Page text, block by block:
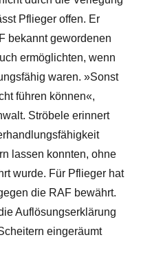
Pflieger offen. Er
bekannt gewordenen
ermöglichten, wenn
waren. »Sonst
führen können«,
Ströbele erinnert
lassen konnten, ohne
wurde. Für Pflieger hat
die RAF bewährt.
Auflösungserklärung
eingeräumt